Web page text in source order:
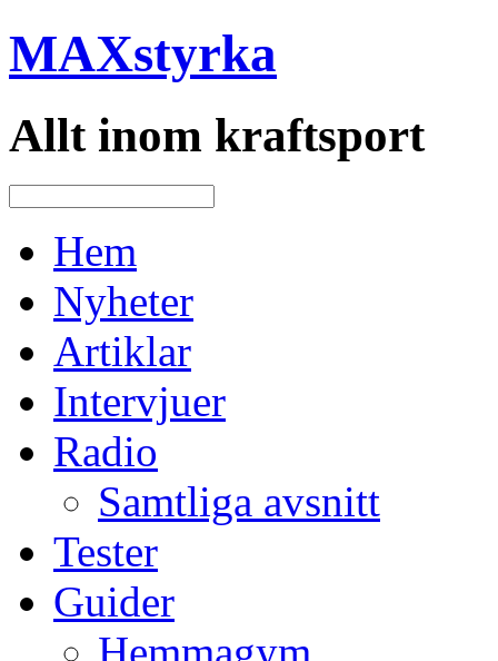
MAXstyrka
Allt inom kraftsport
Hem
Nyheter
Artiklar
Intervjuer
Radio
Samtliga avsnitt
Tester
Guider
Hemmagym